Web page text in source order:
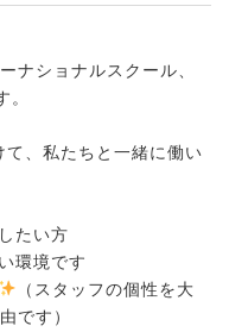
ナショナルスクール、
、私たちと一緒に働い
たい方
環境です
（スタッフの個性を大
です）